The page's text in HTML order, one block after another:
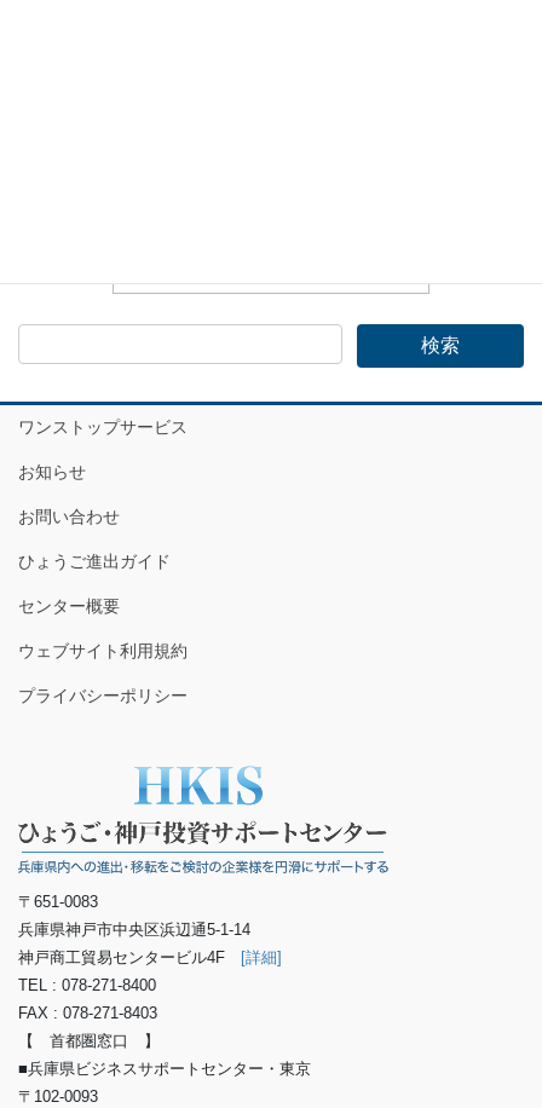
ワンストップサービス
お知らせ
お問い合わせ
ひょうご進出ガイド
センター概要
ウェブサイト利用規約
プライバシーポリシー
〒651-0083
兵庫県神戸市中央区浜辺通5-1-14
神戸商工貿易センタービル4F
[詳細]
TEL : 078-271-8400
FAX : 078-271-8403
【 首都圏窓口 】
■兵庫県ビジネスサポートセンター・東京
〒102-0093